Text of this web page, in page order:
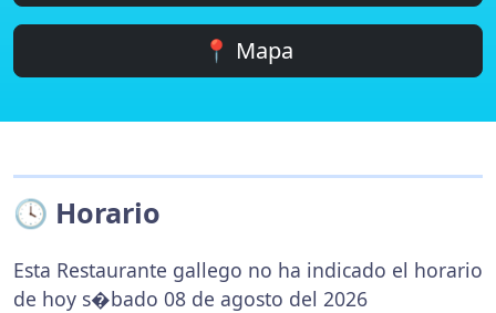
📍 Mapa
🕓 Horario
Esta Restaurante gallego no ha indicado el horario
de hoy s�bado 08 de agosto del 2026